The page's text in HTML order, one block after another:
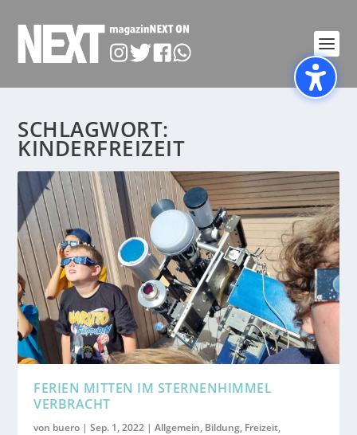
SCHLAGWORT:
KINDERFREIZEIT
FERIEN MITTEN IM STERNENHIMMEL
VERBRACHT
von buero |Sep. 1, 2022 |Allgemein, Bildung, Freizeit,